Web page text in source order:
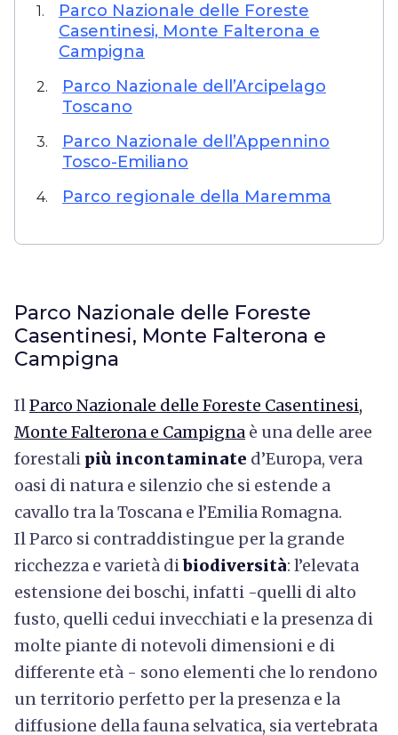
1.
Parco Nazionale delle Foreste
Casentinesi, Monte Falterona e
Campigna
2.
Parco Nazionale dell’Arcipelago
Toscano
3.
Parco Nazionale dell’Appennino
Tosco-Emiliano
4. Parco regionale della Maremma
Parco Nazionale delle Foreste
Casentinesi, Monte Falterona e
Campigna
IlParco Nazionale delle Foreste Casentinesi,
Monte Falterona e Campigna è una delle aree
forestali più incontaminate d’Europa, vera
oasi di natura e silenzio che si estende a
cavallo tra la Toscana e l’Emilia Romagna.
Il Parco si contraddistingue per la grande
ricchezza e varietà dibiodiversità: l’elevata
estensione dei boschi, infatti -quelli di alto
fusto, quelli cedui invecchiati e la presenza di
molte piante di notevoli dimensioni e di
differente età - sono elementi che lo rendono
un territorio perfetto per la presenza e la
diffusione della fauna selvatica, sia vertebrata